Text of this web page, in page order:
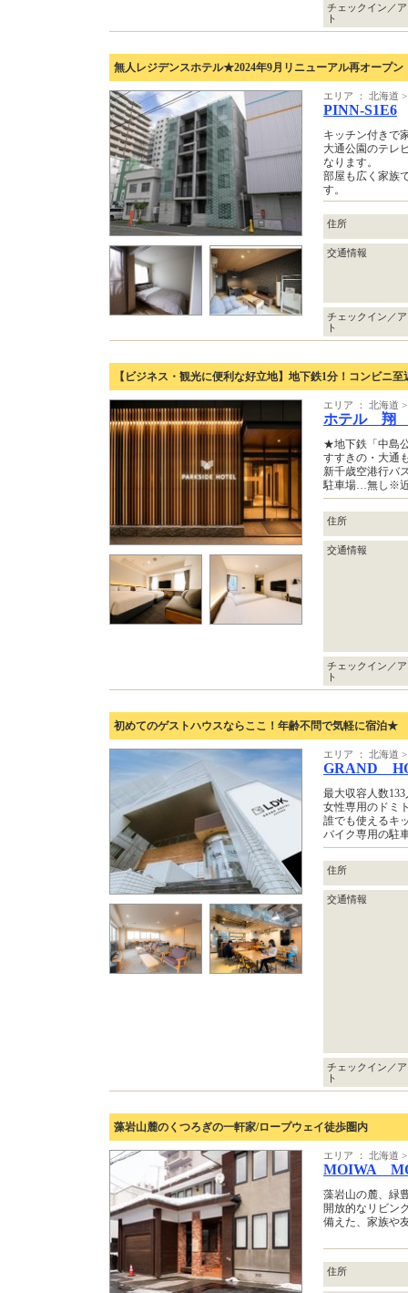
チェックイン／
ト
無人レジデンスホテル★2024年9月リニューアル再オープン
エリア ： 北海道
PINN-S1E6
キッチン付きで
大通公園のテレ
なります。
部屋も広く家族
す。
住所
交通情報
チェックイン／
ト
【ビジネス・観光に便利な好立地】地下鉄1分！コンビニ至
エリア ： 北海道
ホテル 翔
★地下鉄「中島
すすきの・大通
新千歳空港行バ
駐車場…無し※近
住所
交通情報
チェックイン／
ト
初めてのゲストハウスならここ！年齢不問で気軽に宿泊★
エリア ： 北海道
GRAND
最大収容人数
女性専用のドミ
誰でも使えるキ
バイク専用の駐
住所
交通情報
チェックイン／
ト
藻岩山麓のくつろぎの一軒家/ロープウェイ徒歩圏内
エリア ： 北海道
MOIWA
藻岩山の麓、緑
開放的なリビン
備えた、家族や
住所